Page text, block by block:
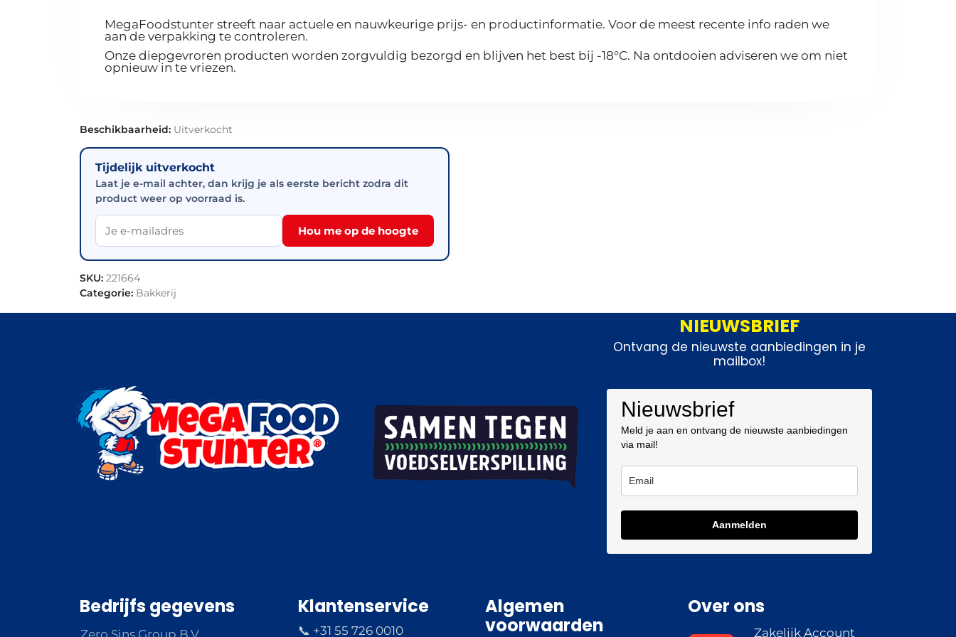
MegaFoodstunter streeft naar actuele en nauwkeurige prijs- en productinformatie. Voor de meest recente info raden we
aan de verpakking te controleren.
Onze diepgevroren producten worden zorgvuldig bezorgd en blijven het best bij -18°C. Na ontdooien adviseren we om niet
opnieuw in te vriezen.
Beschikbaarheid: Uitverkocht
Tijdelijk uitverkocht
Laat je e-mail achter, dan krijg je als eerste bericht zodra dit
product weer op voorraad is.
Hou me op de hoogte
SKU: 221664
Categorie: Bakkerij
NIEUWSBRIEF
Ontvang de nieuwste aanbiedingen in je
mailbox!
Nieuwsbrief
Meld je aan en ontvang de nieuwste aanbiedingen
via mail!
Aanmelden
Bedrijfs gegevens
Zero Sins Group B.V.
Klantenservice
📞 +31 55 726 0010
Algemen
voorwaarden
Over ons
Zakelijk Account